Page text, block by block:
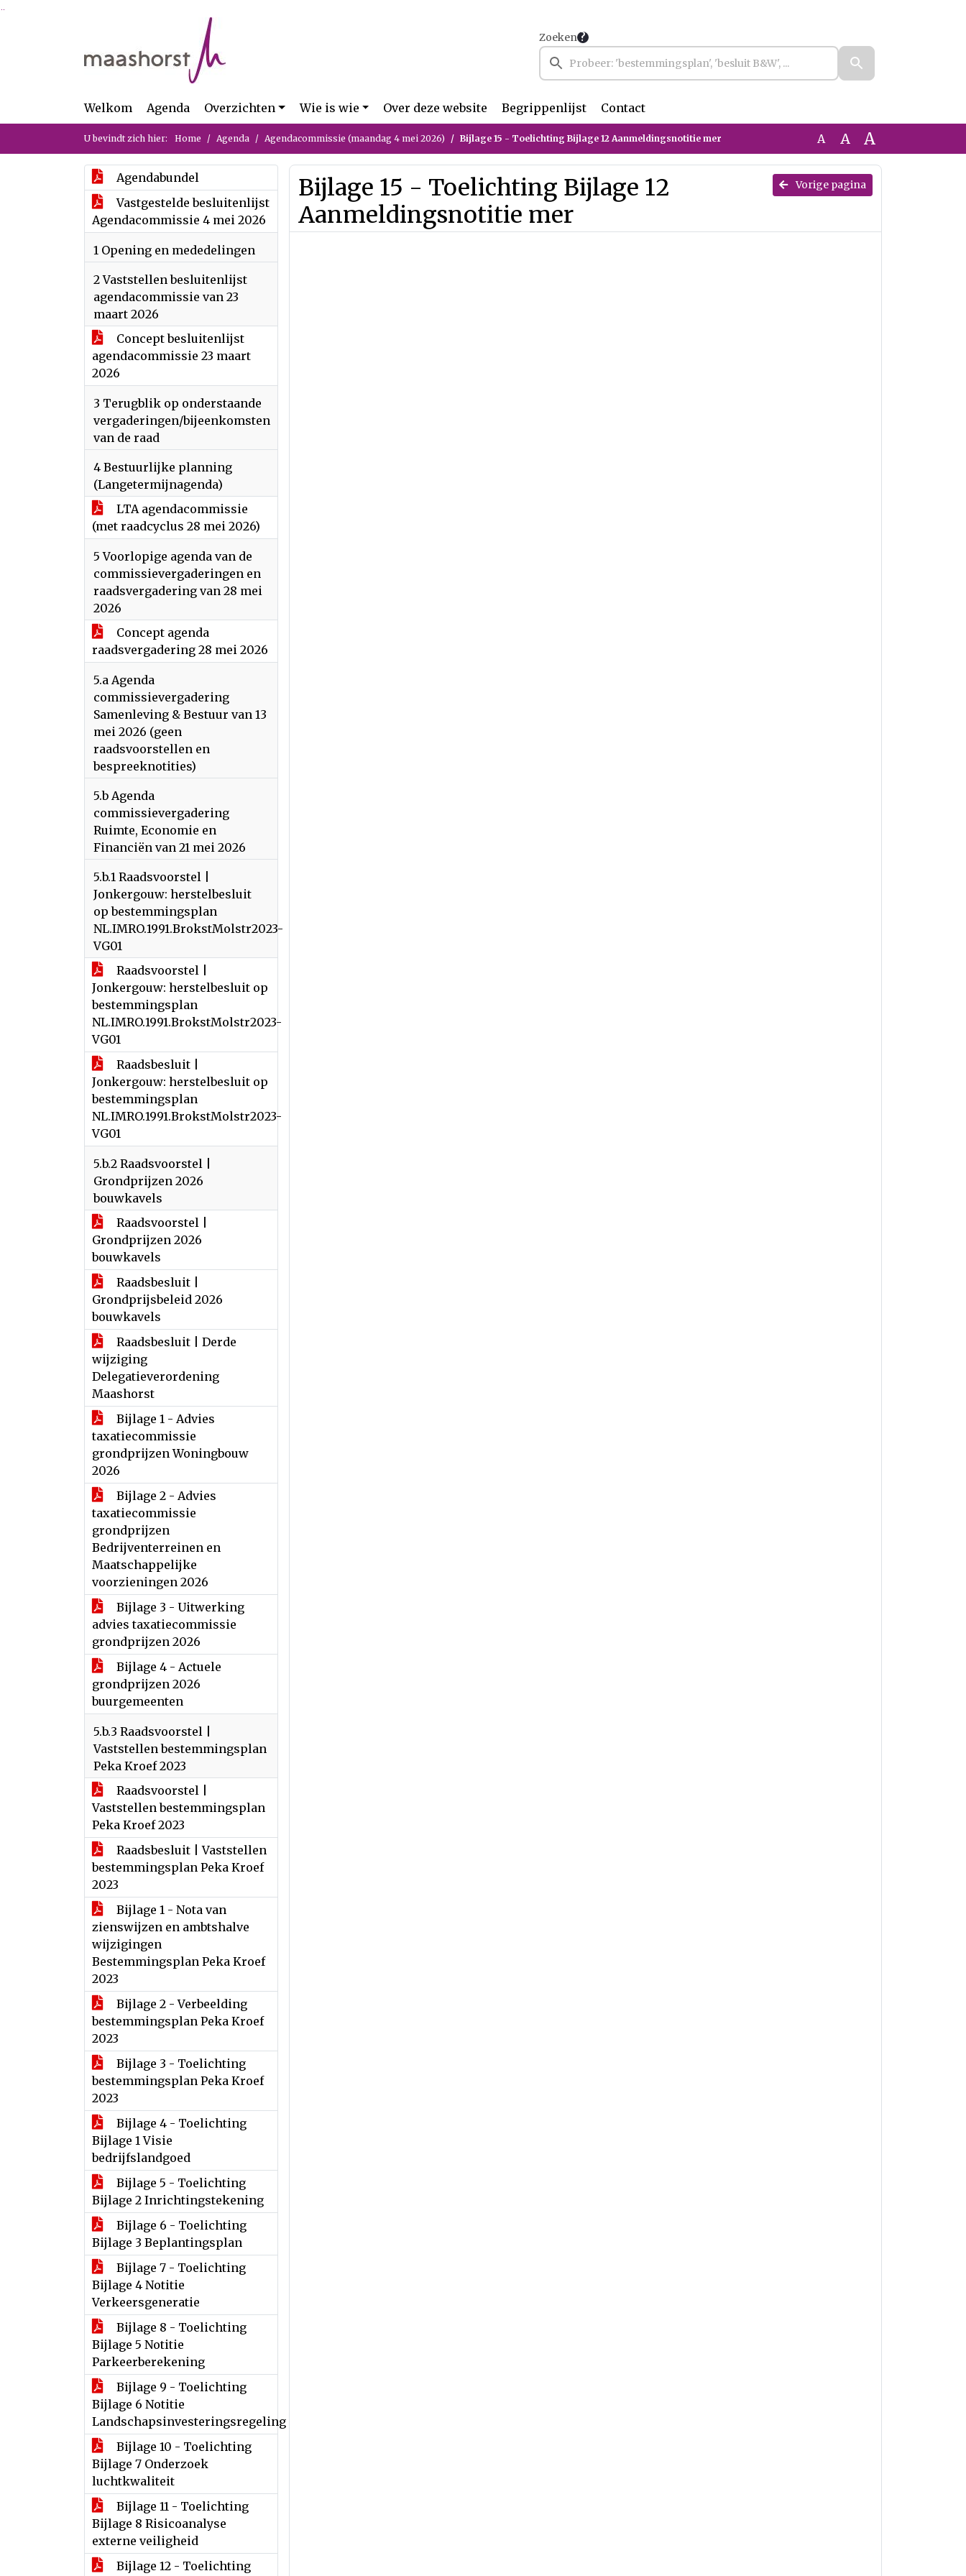
Zoeken
Welkom Agenda Overzichten Wie is wie Over deze website Begrippenlijst Contact
U bevindt zich hier: Home Agenda Agendacommissie (maandag 4 mei 2026) Bijlage 15 - Toelichting Bijlage 12 Aanmeldingsnotitie mer A A A
Agendabundel
Vastgestelde besluitenlijst
Agendacommissie 4 mei 2026
1 Opening en mededelingen
2 Vaststellen besluitenlijst
agendacommissie van 23
maart 2026
Concept besluitenlijst
agendacommissie 23 maart
2026
3 Terugblik op onderstaande
vergaderingen/bijeenkomsten
van de raad
4 Bestuurlijke planning
(Langetermijnagenda)
LTA agendacommissie
(met raadcyclus 28 mei 2026)
5 Voorlopige agenda van de
commissievergaderingen en
raadsvergadering van 28 mei
2026
Concept agenda
raadsvergadering 28 mei 2026
5.a Agenda
commissievergadering
Samenleving & Bestuur van 13
mei 2026 (geen
raadsvoorstellen en
bespreeknotities)
5.b Agenda
commissievergadering
Ruimte, Economie en
Financiën van 21 mei 2026
5.b.1 Raadsvoorstel |
Jonkergouw: herstelbesluit
op bestemmingsplan
NL.IMRO.1991.BrokstMolstr2023-
VG01
Raadsvoorstel |
Jonkergouw: herstelbesluit op
bestemmingsplan
NL.IMRO.1991.BrokstMolstr2023-
VG01
Raadsbesluit |
Jonkergouw: herstelbesluit op
bestemmingsplan
NL.IMRO.1991.BrokstMolstr2023-
VG01
5.b.2 Raadsvoorstel |
Grondprijzen 2026
bouwkavels
Raadsvoorstel |
Grondprijzen 2026
bouwkavels
Raadsbesluit |
Grondprijsbeleid 2026
bouwkavels
Raadsbesluit | Derde
wijziging
Delegatieverordening
Maashorst
Bijlage 1 - Advies
taxatiecommissie
grondprijzen Woningbouw
2026
Bijlage 2 - Advies
taxatiecommissie
grondprijzen
Bedrijventerreinen en
Maatschappelijke
voorzieningen 2026
Bijlage 3 - Uitwerking
advies taxatiecommissie
grondprijzen 2026
Bijlage 4 - Actuele
grondprijzen 2026
buurgemeenten
5.b.3 Raadsvoorstel |
Vaststellen bestemmingsplan
Peka Kroef 2023
Raadsvoorstel |
Vaststellen bestemmingsplan
Peka Kroef 2023
Raadsbesluit | Vaststellen
bestemmingsplan Peka Kroef
2023
Bijlage 1 - Nota van
zienswijzen en ambtshalve
wijzigingen
Bestemmingsplan Peka Kroef
2023
Bijlage 2 - Verbeelding
bestemmingsplan Peka Kroef
2023
Bijlage 3 - Toelichting
bestemmingsplan Peka Kroef
2023
Bijlage 4 - Toelichting
Bijlage 1 Visie
bedrijfslandgoed
Bijlage 5 - Toelichting
Bijlage 2 Inrichtingstekening
Bijlage 6 - Toelichting
Bijlage 3 Beplantingsplan
Bijlage 7 - Toelichting
Bijlage 4 Notitie
Verkeersgeneratie
Bijlage 8 - Toelichting
Bijlage 5 Notitie
Parkeerberekening
Bijlage 9 - Toelichting
Bijlage 6 Notitie
Landschapsinvesteringsregeling
Bijlage 10 - Toelichting
Bijlage 7 Onderzoek
luchtkwaliteit
Bijlage 11 - Toelichting
Bijlage 8 Risicoanalyse
externe veiligheid
Bijlage 12 - Toelichting
Vorige pagina
Bijlage 15 - Toelichting Bijlage 12
Aanmeldingsnotitie mer